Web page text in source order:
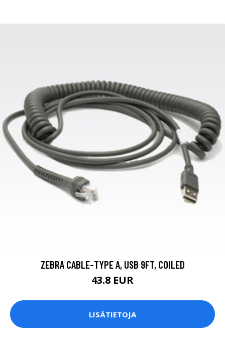
ZEBRA CABLE-TYPE A, USB 9FT, COILED
43.8 EUR
LISÄTIETOJA